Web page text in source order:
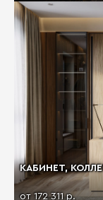
КАБИНЕТ,
от 172 311 р.